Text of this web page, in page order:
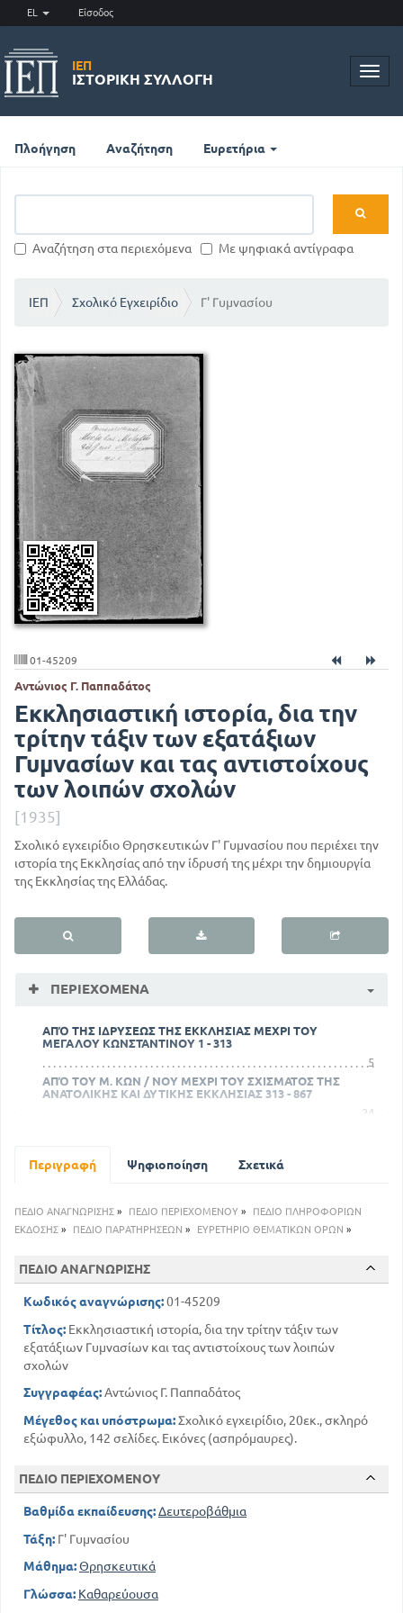
EL Είσοδος
ΙΕΠ
ΙΣΤΟΡΙΚΉ ΣΥΛΛΟΓΉ
Πλοήγηση Αναζήτηση Ευρετήρια
Αναζήτηση στα περιεχόμενα Με ψηφιακά αντίγραφα
ΙΕΠ Σχολικό Εγχειρίδιο Γ' Γυμνασίου
01-45209
Αντώνιος Γ. Παππαδάτος
Εκκλησιαστική ιστορία, δια την
τρίτην τάξιν των εξατάξιων
Γυμνασίων και τας αντιστοίχους
των λοιπών σχολών
[1935]
Σχολικό εγχειρίδιο Θρησκευτικών Γ' Γυμνασίου που περιέχει την
ιστορία της Εκκλησίας από την ίδρυσή της μέχρι την δημιουργία
της Εκκλησίας της Ελλάδας.
ΠΕΡΙΕΧΌΜΕΝΑ
ΑΠΌ ΤΗΣ ΙΔΡΥΣΕΩΣ ΤΗΣ ΕΚΚΛΗΣΙΑΣ ΜΕΧΡΙ ΤΟΥ
ΜΕΓΑΛΟΥ ΚΩΝΣΤΑΝΤΙΝΟΥ 1 - 313
5
ΑΠΌ ΤΟΥ Μ. ΚΩΝ / ΝΟΥ ΜΕΧΡΙ ΤΟΥ ΣΧΙΣΜΑΤΟΣ ΤΗΣ
ΑΝΑΤΟΛΙΚΗΣ ΚΑΙ ΔΥΤΙΚΗΣ ΕΚΚΛΗΣΙΑΣ 313 - 867
24
ΠΡΟΤΕΣΤΑΝΤΙΚΗ ΕΚΚΛΗΣΙΑ
99
ΣΧΕΣΗ ΤΩΝ ΧΡΙΣΤΙΑΝΙΚΩΝ ΕΚΚΛΗΣΙΩΝ
Περιγραφή Ψηφιοποίηση Σχετικά
ΠΕΔΙΟ ΑΝΑΓΝΩΡΙΣΗΣ » ΠΕΔΙΟ ΠΕΡΙΕΧΟΜΕΝΟΥ »
ΠΕΔΙΟ ΠΛΗΡΟΦΟΡΙΩΝ
ΕΚΔΟΣΗΣ » ΠΕΔΙΟ ΠΑΡΑΤΗΡΗΣΕΩΝ » ΕΥΡΕΤΗΡΙΟ ΘΕΜΑΤΙΚΩΝ ΟΡΩΝ »
ΠΕΔΙΟ ΑΝΑΓΝΩΡΙΣΗΣ
Κωδικός αναγνώρισης:01-45209
Τίτλος: Εκκλησιαστική ιστορία, δια την τρίτην τάξιν των
εξατάξιων Γυμνασίων και τας αντιστοίχους των λοιπών
σχολών
Συγγραφέας:Αντώνιος Γ. Παππαδάτος
Μέγεθος και υπόστρωμα:Σχολικό εγχειρίδιο, 20εκ., σκληρό
εξώφυλλο, 142 σελίδες. Εικόνες (ασπρόμαυρες).
ΠΕΔΙΟ ΠΕΡΙΕΧΟΜΕΝΟΥ
Βαθμίδα εκπαίδευσης:Δευτεροβάθμια
Τάξη: Γ' Γυμνασίου
Μάθημα:Θρησκευτικά
Γλώσσα: Καθαρεύουσα